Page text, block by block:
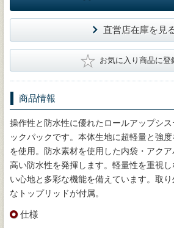
直営店在庫を見
★ お気に入り商品に登
商品情報
操作性と防水性に優れたロールアップシ
ックパックです。本体生地に超軽量と強
を使用。防水素材を使用した内袋・アクア
高い防水性を発揮します。軽量性を重視
い心地と多彩な機能を備えています。取
なトップリッドが付属。
仕様